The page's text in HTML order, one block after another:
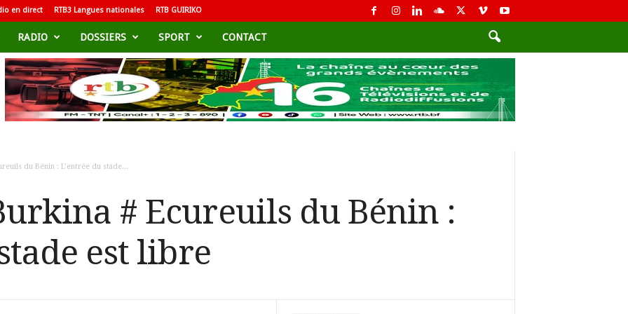
en direct RTB3 Langues nationales RTB GUIRIKO
RADIO DOSSIERS SPORT CONTACT
du Bénin : L’entrée du stade...
# Ecureuils du Bénin :
est libre